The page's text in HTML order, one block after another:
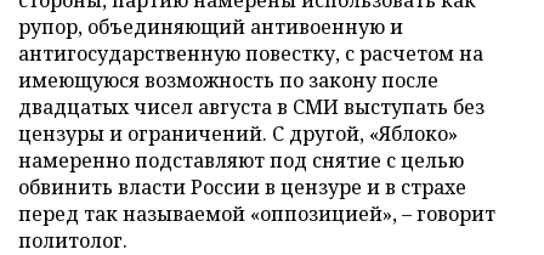
рупор, объединяющий антивоенную и
антигосударственную повестку, с расчетом на
имеющуюся возможность по закону после
двадцатых чисел августа в СМИ выступать без
цензуры и ограничений. С другой, «Яблоко»
намеренно подставляют под снятие с целью
обвинить власти России в цензуре и в страхе
перед так называемой «оппозицией», – говорит
политолог.